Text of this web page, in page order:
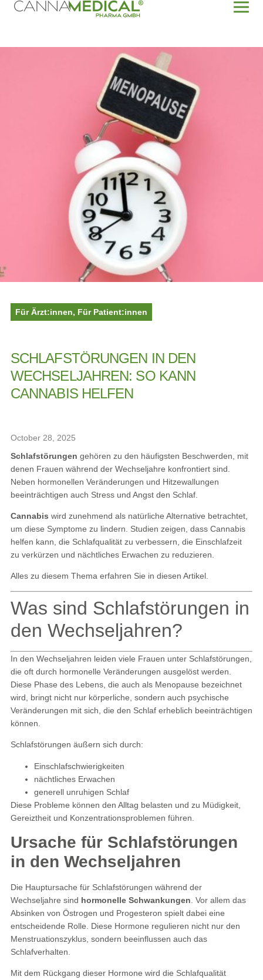
Für Ärzt:innen, Für Patient:innen
SCHLAFSTÖRUNGEN IN DEN
WECHSELJAHREN: SO KANN
CANNABIS HELFEN
October 28, 2025
Schlafstörungen gehören zu den häufigsten Beschwerden, mit
denen Frauen während der Wechseljahre konfrontiert sind.
Neben hormonellen Veränderungen und Hitzewallungen
beeinträchtigen auch Stress und Angst den Schlaf.
Cannabis wird zunehmend als natürliche Alternative betrachtet,
um diese Symptome zu lindern. Studien zeigen, dass Cannabis
helfen kann, die Schlafqualität zu verbessern, die Einschlafzeit
zu verkürzen und nächtliches Erwachen zu reduzieren.
Alles zu diesem Thema erfahren Sie in diesen Artikel.
Was sind Schlafstörungen in
den Wechseljahren?
In den Wechseljahren leiden viele Frauen unter Schlafstörungen,
die oft durch hormonelle Veränderungen ausgelöst werden.
Diese Phase des Lebens, die auch als Menopause bezeichnet
wird, bringt nicht nur körperliche, sondern auch psychische
Veränderungen mit sich, die den Schlaf erheblich beeinträchtigen
können.
Schlafstörungen äußern sich durch:
Einschlafschwierigkeiten
nächtliches Erwachen
generell unruhigen Schlaf
Diese Probleme können den Alltag belasten und zu Müdigkeit,
Gereiztheit und Konzentrationsproblemen führen.
Ursache für Schlafstörungen
in den Wechseljahren
Die Hauptursache für Schlafstörungen während der
Wechseljahre sind hormonelle Schwankungen . Vor allem das
Absinken von Östrogen und Progesteron spielt dabei eine
entscheidende Rolle. Diese Hormone regulieren nicht nur den
Menstruationszyklus, sondern beeinflussen auch das
Schlafverhalten.
Mit dem Rückgang dieser Hormone wird die Schlafqualität